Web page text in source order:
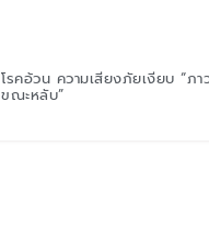
โรคอ้วน ความเสี่ยงภัยเงียบ “ภา
ขณะหลับ”